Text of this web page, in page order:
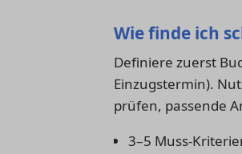
Wie finde ich
Definiere zuerst
Einzugstermin).
prüfen, passende
3–5 Muss-